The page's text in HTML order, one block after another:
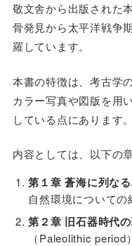
敬文舎から出版された
骨発見から太平洋戦争
羅しています。
本書の特徴は、考古学
カラー写真や図版を用
している点にあります。
内容としては、以下の
第１章 蒼海に列な
自然環境についての
第２章 旧石器時代
（Paleolithic period